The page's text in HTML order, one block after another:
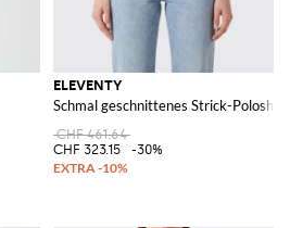
ELEVENTY
Schmal geschnittenes Strick-
CHF 461.64
CHF 323.15
-30%